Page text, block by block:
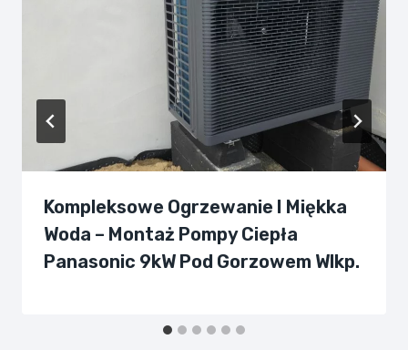
Kompleksowe Ogrzewanie I Miękka
Woda – Montaż Pompy Ciepła
Panasonic 9kW Pod Gorzowem Wlkp.